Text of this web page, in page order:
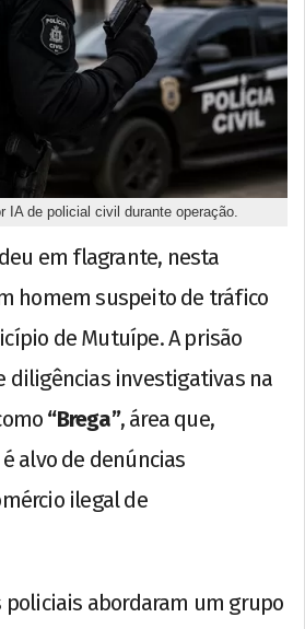
IA de policial civil durante operação.
em flagrante, nesta
homem suspeito de tráfico
de Mutuípe. A prisão
diligências investigativas na
“Brega”, área que,
alvo de denúncias
ilegal de
policiais abordaram um grupo